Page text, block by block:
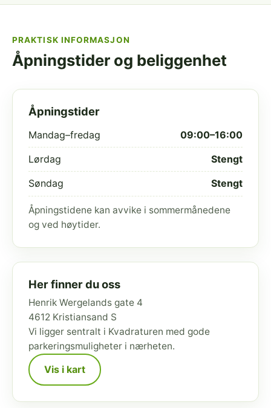
PRAKTISK INFORMASJON
Åpningstider og beliggenhet
Åpningstider
Mandag–fredag 09:00–16:00
Lørdag Stengt
Søndag Stengt
Åpningstidene kan avvike i sommermånedene
og ved høytider.
Her finner du oss
Henrik Wergelands gate 4
4612 Kristiansand S
Vi ligger sentralt i Kvadraturen med gode
parkeringsmuligheter i nærheten.
Vis i kart